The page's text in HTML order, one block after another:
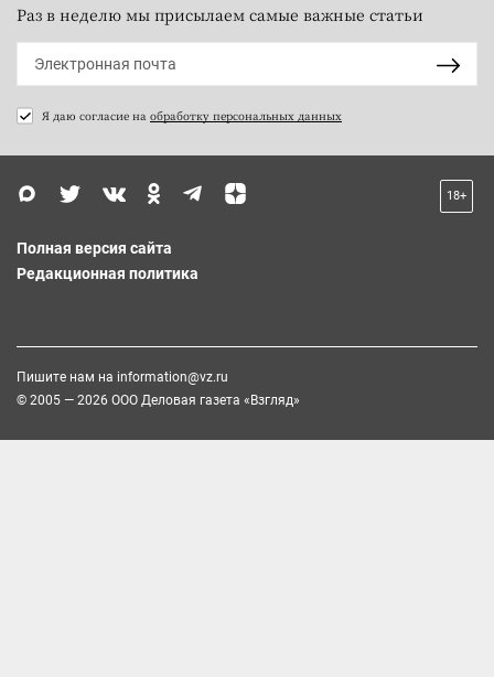
Раз в неделю мы присылаем самые важные статьи
Я даю согласие на обработку персональных данных
18+
Полная версия сайта
Редакционная политика
Пишите нам на information@vz.ru
© 2005 — 2026 ООО Деловая газета «Взгляд»